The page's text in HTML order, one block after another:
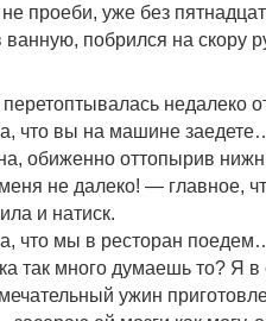
проеби, уже без
побрился на скору
недалеко
что вы на машине
обиженно оттопырив
не далеко! — главное,
и натиск.
что мы в ресторан
так много думаешь то? Я
ужин